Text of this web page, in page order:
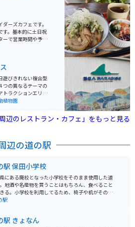
ーズカフェです。
す。基本的に土日祝
ーで営業時間や予約
ら確認することが
遊びきれない複合型
つの異なるテーマの
トラクションエリア
の5万尾のイワシの
完備し、2021年には
ニューアルされ、新
やアトラクションを
かありますが、どこ
変わります。
植物園
周辺のレストラン・カフェ」をもっと見る
辺の道の駅
駅 保田小学校
にある廃校となった小学校をそのまま使用した道
地酒や名産物を買うことはもちろん、食べること
る。小学校を利用してるため、椅子や机がそのま
されたりもしてました。道の駅では珍しく宿泊施
駅
駅 きょなん